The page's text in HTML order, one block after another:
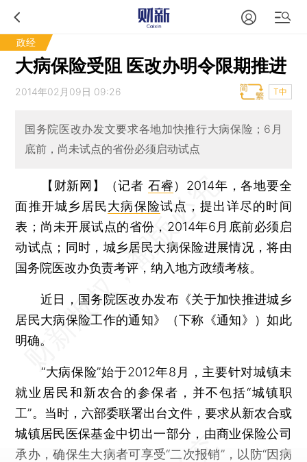
政经
大病保险受阻 医改办明令限期推进
2014年02月09日 09:26 T中
国务院医改办发文要求各地加快推行大病保险；6月
底前，尚未试点的省份必须启动试点
【财新网】（记者 石睿） 2014年，各地要全
面推开城乡居民大病保险试点，提出详尽的时间
表；尚未开展试点的省份，2014年6月底前必须启
动试点；同时，城乡居民大病保险进展情况，将由
国务院医改办负责考评，纳入地方政绩考核。
近日，国务院医改办发布《关于加快推进城乡
居民大病保险工作的通知》（下称《通知》）如此
明确。
“大病保险”始于2012年8月，主要针对城镇未
就业居民和新农合的参保者，并不包括“城镇职
工”。当时，六部委联署出台文件，要求从新农合或
城镇居民医保基金中切出一部分，由商业保险公司
承办，确保生大病者可享受“二次报销”，以防“因病